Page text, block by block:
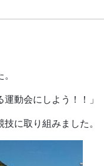
動会にしよう！！」
に取り組みました。